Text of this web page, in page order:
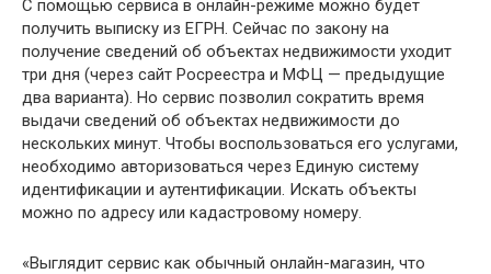
С помощью сервиса в онлайн-режиме можно будет
получить выписку из ЕГРН. Сейчас по закону на
получение сведений об объектах недвижимости уходит
три дня (через сайт Росреестра и МФЦ — предыдущие
два варианта). Но сервис позволил сократить время
выдачи сведений об объектах недвижимости до
нескольких минут. Чтобы воспользоваться его услугами,
необходимо авторизоваться через Единую систему
идентификации и аутентификации. Искать объекты
можно по адресу или кадастровому номеру.
«Выглядит сервис как обычный онлайн-магазин, что